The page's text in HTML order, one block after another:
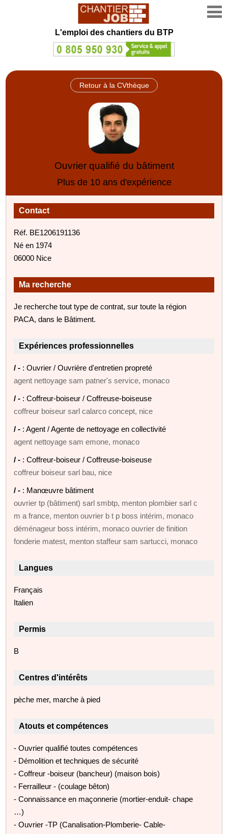
L'emploi des chantiers du BTP
Retour à la CVthèque
Ouvrier qualifié du bâtiment
Plus de 10 ans d'expérience
Contact
Réf. BE1206191136
Né en 1974
06000 Nice
Ma recherche
Je recherche tout type de contrat, sur toute la région
PACA, dans le Bâtiment.
Expériences professionnelles
/ - : Ouvrier / Ouvrière d'entretien propreté
agent nettoyage sam patner's service, monaco
/ - : Coffreur-boiseur / Coffreuse-boiseuse
coffreur boiseur sarl calarco concept, nice
/ - : Agent / Agente de nettoyage en collectivité
agent nettoyage sam emone, monaco
/ - : Coffreur-boiseur / Coffreuse-boiseuse
coffreur boiseur sarl bau, nice
/ - : Manœuvre bâtiment
ouvrier tp (bâtiment) sarl smbtp, menton plombier sarl c
m a france, menton ouvrier b t p boss intérim, monaco
déménageur boss intérim, monaco ouvrier de finition
fonderie matest, menton staffeur sam sartucci, monaco
Langues
Français
Italien
Permis
B
Centres d'intérêts
pèche mer, marche à pied
Atouts et compétences
- Ouvrier qualifié toutes compétences
- Démolition et techniques de sécurité
- Coffreur -boiseur (bancheur) (maison bois)
- Ferrailleur - (coulage bêton)
- Connaissance en maçonnerie (mortier-enduit- chape
…)
- Ouvrier -TP (Canalisation-Plomberie- Cable-